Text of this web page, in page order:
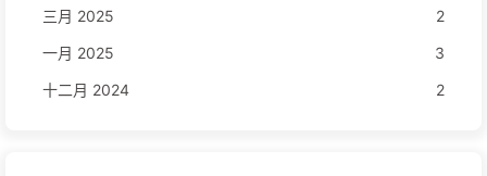
三月 2025
2
一月 2025
3
十二月 2024
2